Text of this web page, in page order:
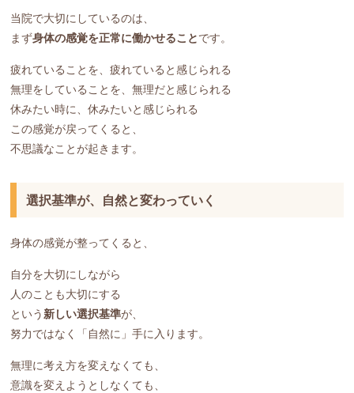
当院で大切にしているのは、
まず身体の感覚を正常に働かせることです。
疲れていることを、疲れていると感じられる
無理をしていることを、無理だと感じられる
休みたい時に、休みたいと感じられる
この感覚が戻ってくると、
不思議なことが起きます。
選択基準が、自然と変わっていく
身体の感覚が整ってくると、
自分を大切にしながら
人のことも大切にする
という 新しい選択基準が、
努力ではなく「自然に」手に入ります。
無理に考え方を変えなくても、
意識を変えようとしなくても、